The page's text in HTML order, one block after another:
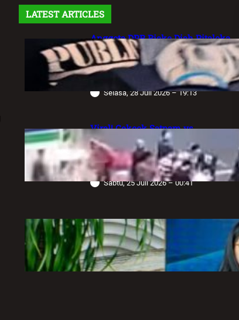
LATEST ARTICLES
Anggota DPR Rieke Diah Pitaloka
Soroti Maraknya Aksi Main Hakim
Sendiri, Desak Negara Tegakkan
Hukum
Selasa, 28 Juli 2026 – 19:13
Viral! Cekcok Satpam vs
Pengemudi Alphard di Bundaran HI,
Berujung Terungkap Sang Sopir
Anggota Polda Jabar
Sabtu, 25 Juli 2026 – 00:41
Robot Operasi Paling Canggih di
Dunia Kini Hadir di Indonesia
Melalui RS Mandaya Puri
Senin, 20 Juli 2026 – 13:50